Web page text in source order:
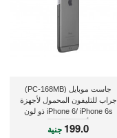
جاست موبايل (PC-168MB)
جراب للتليفون المحمول لأجهزة
iPhone 6/ iPhone 6s ذو لون
أسود منطفئ
199.0 جنية